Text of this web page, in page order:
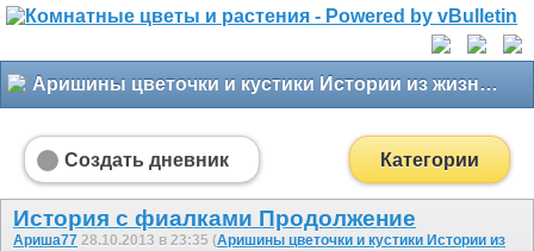
Аришины цветочки и кустики Истории из жизни цветов
Создать дневник Категории
История с фиалками Продолжение
Ариша77 28.10.2013 в 23:35 (Аришины цветочки и кустики Истории из